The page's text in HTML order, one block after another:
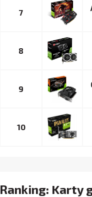
7
8
9
10
Ranking: Karty